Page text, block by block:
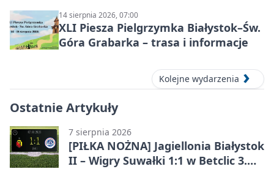
14 sierpnia 2026, 07:00
XLI Piesza Pielgrzymka Białystok–Św.
Góra Grabarka – trasa i informacje
Kolejne wydarzenia
Ostatnie Artykuły
7 sierpnia 2026
[PIŁKA NOŻNA] Jagiellonia Białystok
II – Wigry Suwałki 1:1 w Betclic 3.